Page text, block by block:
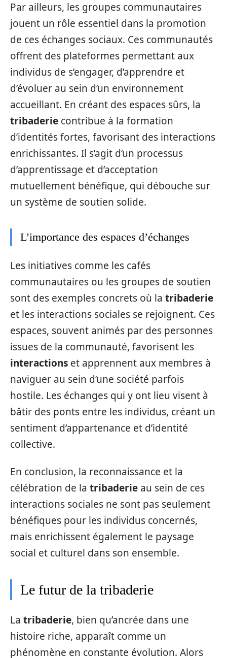
Par ailleurs, les groupes communautaires
jouent un rôle essentiel dans la promotion
de ces échanges sociaux. Ces communautés
offrent des plateformes permettant aux
individus de s’engager, d’apprendre et
d’évoluer au sein d’un environnement
accueillant. En créant des espaces sûrs, la
tribaderie contribue à la formation
d’identités fortes, favorisant des interactions
enrichissantes. Il s’agit d’un processus
d’apprentissage et d’acceptation
mutuellement bénéfique, qui débouche sur
un système de soutien solide.
L’importance des espaces d’échanges
Les initiatives comme les cafés
communautaires ou les groupes de soutien
sont des exemples concrets où la tribaderie
et les interactions sociales se rejoignent. Ces
espaces, souvent animés par des personnes
issues de la communauté, favorisent les
interactions et apprennent aux membres à
naviguer au sein d’une société parfois
hostile. Les échanges qui y ont lieu visent à
bâtir des ponts entre les individus, créant un
sentiment d’appartenance et d’identité
collective.
En conclusion, la reconnaissance et la
célébration de la tribaderie au sein de ces
interactions sociales ne sont pas seulement
bénéfiques pour les individus concernés,
mais enrichissent également le paysage
social et culturel dans son ensemble.
Le futur de la tribaderie
La tribaderie, bien qu’ancrée dans une
histoire riche, apparaît comme un
phénomène en constante évolution. Alors